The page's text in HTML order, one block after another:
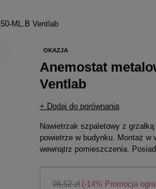
ML.B Ventlab
OKAZJA
Anemostat
Ventlab
+ Dodaj do porównania
Nawietrzak szpaletowy z
powietrze w budynku. Montaż w
wewnątrz pomieszczenia.
98,52 zł (-14% Promocja